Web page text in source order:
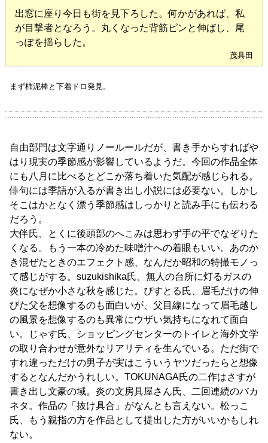
出窓に座り今日も街を見下ろした。何かがあれば、私
が目撃者となろう。丸くなった背筋ピンと伸ばし、尾
っぽを揺らした。
茂具田
まず柿泥棒と下着ドロ発見。
自由部門は文字通りノールールだが、書き手からすればや
はり現実の季節感が影響しているようだ。今回の作品全体
にも八月に比べるとどこか落ち着いた気配が感じられる。
俳句には季語が入るが書き出し小説には必要ない。しかし
そこはかとなく漂う季節感はしっかりと読み手にも伝わる
だろう。
大伴氏、とくに後頭部のへこみは思わず手の平でなぞりた
くなる。もう一本の冷めた味噌汁への着眼もいい。あのか
き混ぜたときのエフェクト感、なんだか昭和の特撮モノっ
て感じがする。suzukishika氏、無人の台所に灯るガスの
炎になぜか小さな秋を感じた。ぴすとる氏、眉毛だけの伸
びた父を想像するのも面白いが、父目線になって眉毛越し
の風景を想像するのも異常にウザい気持ちになれて面白
い。じゃす氏、ショッピングセンターのトイレと海外文学
の取り合わせが意外なリアリティを生んでいる。ただ街で
すれ違っただけの男子が実はこういうヤツだったらと想像
するとなんだかうれしい。TOKUNAGA氏の二作はさすが
書き出し文豪の域。炎の文房具屋さん氏、二回連続のバカ
ネタ。作品の「抜け具合」がなんとも言えない。松っこ
氏、もう親指の方を作品として提出した方がいいかもしれ
ない。